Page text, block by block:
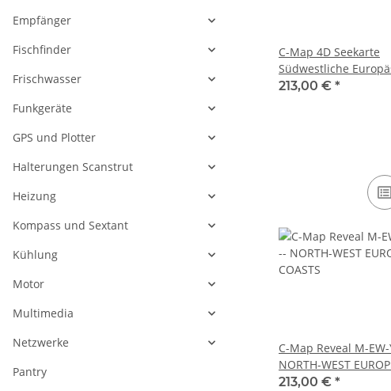
C-Map 4D Seekarte
Südwestliche
213,00 € *
C-Map Reveal M-
NORTH-WEST
COASTS
213,00 € *
Empfänger
Fischfinder
Frischwasser
Funkgeräte
GPS und Plotter
Halterungen Scanstrut
Heizung
Kompass und Sextant
Kühlung
Motor
Multimedia
Netzwerke
Pantry